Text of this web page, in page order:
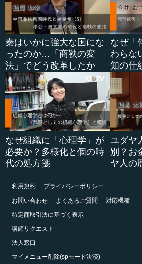
秦はいかに強大な国にな
ったのか…「商鞅の変
法」でどう改革したか
なぜ「
わらな
知の仕
なぜ組織に「心理学」が
必要か？多様化と個の時
代の処方箋
ユダヤ
別？お
ヤ人の
利用規約
プライバシーポリシー
お問い合わせ
よくあるご質問
対応機種
特定商取引法に基づく表示
講師リクエスト
法人窓口
マイメニュー削除(spモード決済)